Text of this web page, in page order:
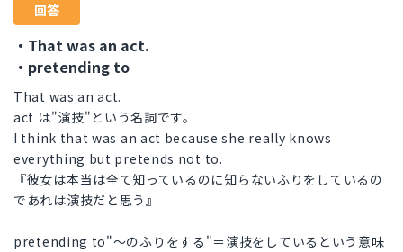
回答
・That was an act.
・pretending to
That was an act.
act は"演技"という名詞です。
I think that was an act because she really knows
everything but pretends not to.
『彼女は本当は全て知っているのに知らないふりをしているの
であれは演技だと思う』
pretending to"～のふりをする"＝演技をしているという意味